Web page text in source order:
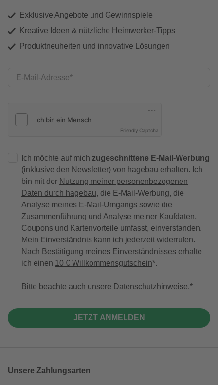
Exklusive Angebote und Gewinnspiele
Kreative Ideen & nützliche Heimwerker-Tipps
Produktneuheiten und innovative Lösungen
E-Mail-Adresse
Friendly Captcha
Ich möchte auf mich zugeschnittene E-Mail-Werbung
(inklusive den Newsletter) von hagebau erhalten. Ich
bin mit der Nutzung meiner personenbezogenen
Daten durch hagebau, die E-Mail-Werbung, die
Analyse meines E-Mail-Umgangs sowie die
Zusammenführung und Analyse meiner Kaufdaten,
Coupons und Kartenvorteile umfasst, einverstanden.
Mein Einverständnis kann ich jederzeit widerrufen.
Nach Bestätigung meines Einverständnisses erhalte
ich einen 10 € Willkommensgutschein*.
Bitte beachte auch unsere Datenschutzhinweise.
JETZT ANMELDEN
Unsere Zahlungsarten